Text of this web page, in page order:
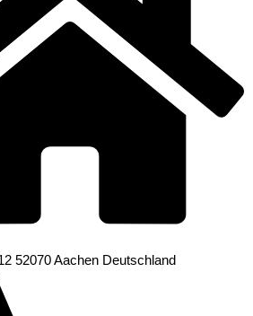
52070 Aachen Deutschland